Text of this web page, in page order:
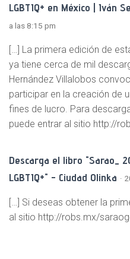
LGBTIQ+ en México | Iván
a las 8:15 pm
[…] La primera edición de
ya tiene cerca de mil
Hernández Villalobos
participar en la creación de
fines de lucro. Para
puede entrar al sitio http://
Descarga el libro "Sarao_
LGBTIQ+" - Ciudad Olinka ·
[…] Si deseas obtener la
al sitio http://robs.mx/